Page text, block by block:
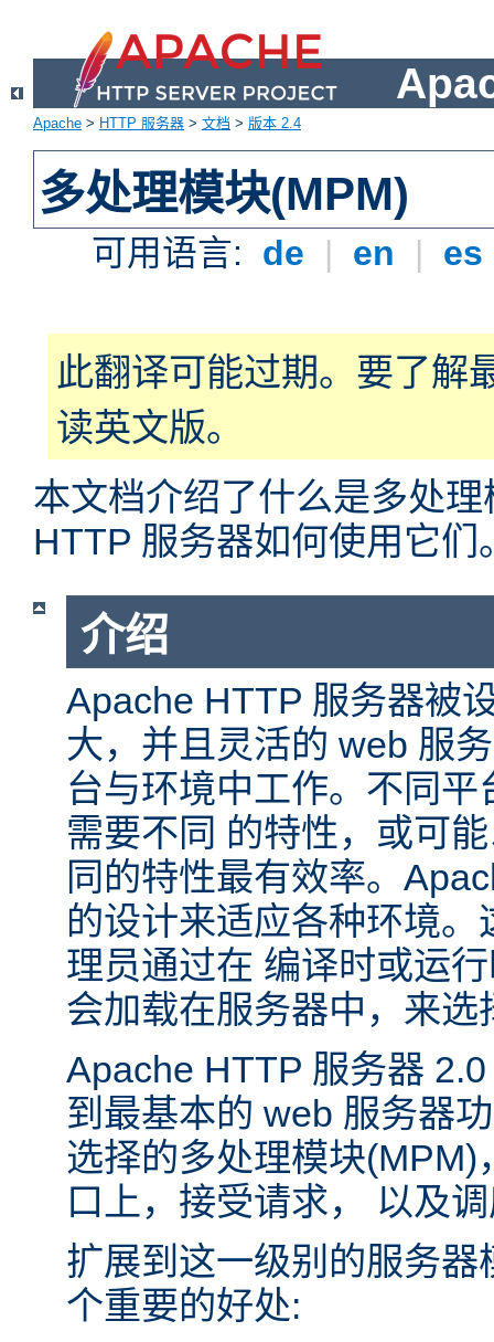
Apache > HTTP 服务器 > 文档 > 版本 2.4
多处理模块(MPM)
可用语言: de | en | es
此翻译可能过期。要了解
读英文版。
本文档介绍了什么是多处
HTTP 服务器如何使用它们
介绍
Apache HTTP 服务器被
大，并且灵活的 web 服
台与环境中工作。不同
需要不同 的特性，或可
同的特性最有效率。
的设计来适应各种环境
理员通过在 编译时或运
会加载在服务器中，来选
Apache HTTP 服务器
到最基本的 web 服务器
选择的多处理模块
口上，接受请求， 以及
扩展到这一级别的服务
个重要的好处: